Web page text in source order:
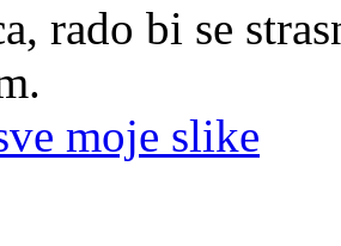
rado bi se
moje slike